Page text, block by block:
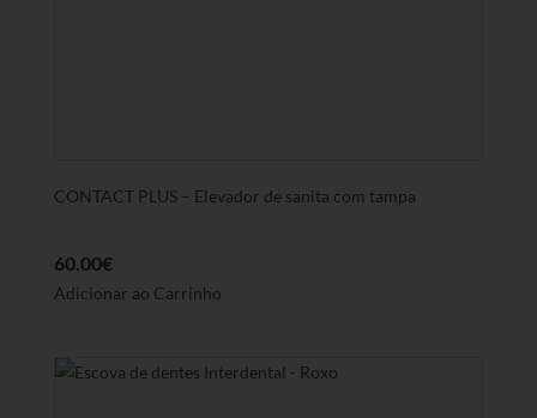
CONTACT PLUS – Elevador de sanita com tampa
60.00€
Adicionar ao Carrinho